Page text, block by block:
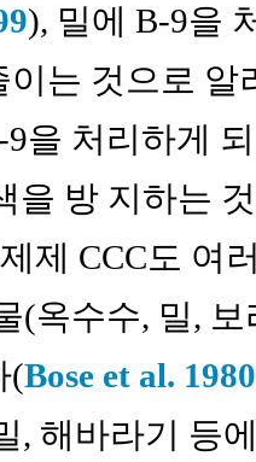
), 밀에 B-9을
는 것으로 알
9을 처리하게
을 방 지하는
제 CCC도 여
(옥수수, 밀,
(Bose et al. 1980
, 해바라기 등